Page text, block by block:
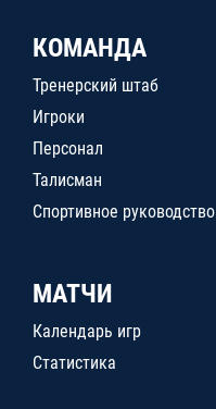
КОМАНДА
Тренерский штаб
Игроки
Персонал
Талисман
Спортивное руководство
МАТЧИ
Календарь игр
Статистика